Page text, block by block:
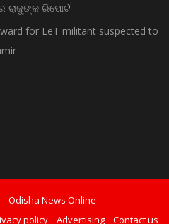
ରାଜୁଙ୍କ ରିପୋର୍ଟ
for LeT militant suspected to
Odisha News Online
policy
Advertising Contact us